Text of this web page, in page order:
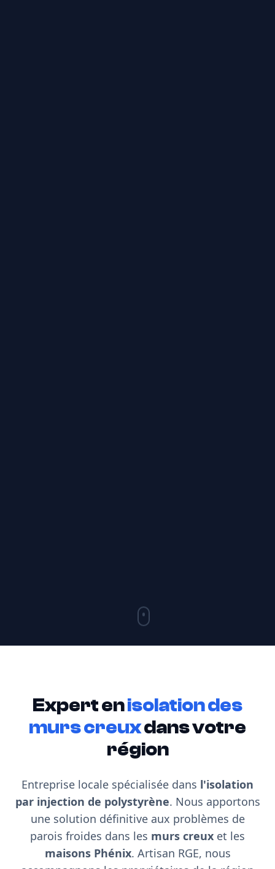
Expert enisolation des
murs creuxdans votre
région
Entreprise locale spécialisée dans l'isolation
par injection de polystyrène. Nous apportons
une solution définitive aux problèmes de
parois froides dans les murs creux et les
maisons Phénix. Artisan RGE, nous